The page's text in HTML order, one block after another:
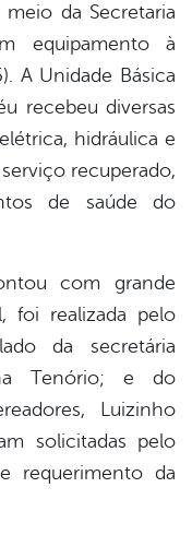
da Secretaria
equipamento à
A Unidade Básica
recebeu diversas
hidráulica e
recuperado,
de saúde do
com grande
foi realizada pelo
da secretária
Tenório; e do
Luizinho
solicitadas pelo
requerimento da